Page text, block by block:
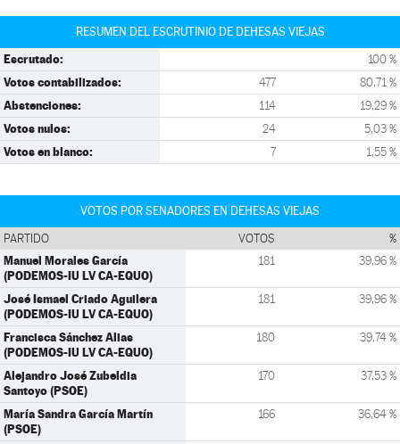
RESUMEN DEL ESCRUTINIO DE DEHESAS VIEJAS
Escrutado: 100 %
Votos contabilizados: 477 80,71 %
Abstenciones: 114 19,29 %
Votos nulos: 24 5,03 %
Votos en blanco: 7 1,55 %
VOTOS POR SENADORES EN DEHESAS VIEJAS
PARTIDO VOTOS %
Manuel Morales García
(PODEMOS-IU LV CA-EQUO)
181 39,96 %
José Ismael Criado Aguilera
(PODEMOS-IU LV CA-EQUO)
181 39,96 %
Francisca Sánchez Alias
(PODEMOS-IU LV CA-EQUO)
180 39,74 %
Alejandro José Zubeldia
Santoyo (PSOE)
170 37,53 %
María Sandra García Martín
(PSOE)
166 36,64 %